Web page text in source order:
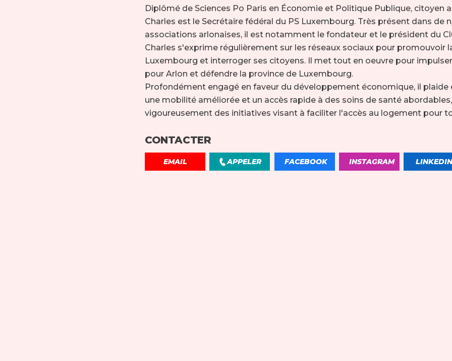
Diplômé de Sciences Po Paris en Économie et Politique Publique, citoyen
Charles est le Secrétaire fédéral du PS Luxembourg. Très présent dans de
associations arlonaises, il est notamment le fondateur et le président du
Charles s'exprime régulièrement sur les réseaux sociaux pour promouvoir
Luxembourg et interroger ses citoyens. Il met tout en oeuvre pour
pour Arlon et défendre la province de Luxembourg.
Profondément engagé en faveur du développement économique, il
une mobilité améliorée et un accès rapide à des soins de santé
vigoureusement des initiatives visant à faciliter l'accès au logement pour
CONTACTER
EMAIL APPELER FACEBOOK INSTAGRAM LINKEDIN